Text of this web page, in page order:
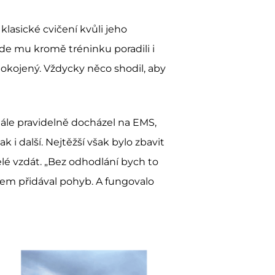
cvičení kvůli jeho
mu kromě tréninku poradili i
Vždycky něco shodil, aby
pravidelně docházel na EMS,
i další. Nejtěžší však bylo zbavit
vzdát. „Bez odhodlání bych to
přidával pohyb. A fungovalo